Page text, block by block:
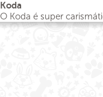
Koda
O Koda é super